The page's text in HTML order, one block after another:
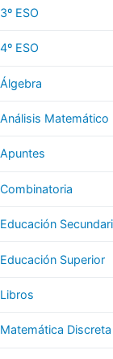
3º ESO
4º ESO
Álgebra
Análisis Matemático
Apuntes
Combinatoria
Educación
Educación Superior
Libros
Matemática Discreta